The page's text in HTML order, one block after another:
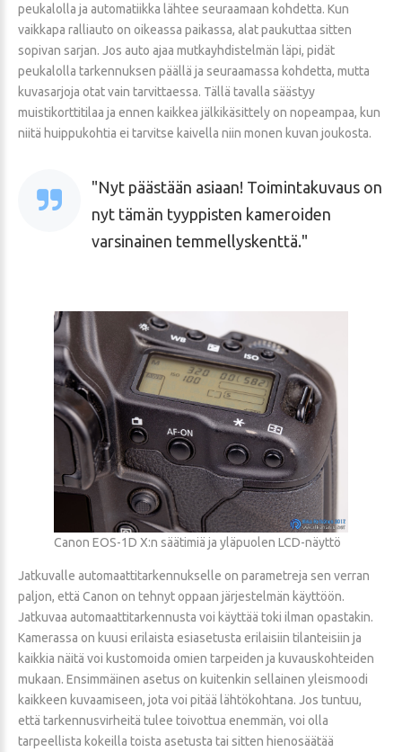
peukalolla ja automatiikka lähtee seuraamaan kohdetta. Kun
vaikkapa ralliauto on oikeassa paikassa, alat paukuttaa sitten
sopivan sarjan. Jos auto ajaa mutkayhdistelmän läpi, pidät
peukalolla tarkennuksen päällä ja seuraamassa kohdetta, mutta
kuvasarjoja otat vain tarvittaessa. Tällä tavalla säästyy
muistikorttitilaa ja ennen kaikkea jälkikäsittely on nopeampaa, kun
niitä huippukohtia ei tarvitse kaivella niin monen kuvan joukosta.
Nyt päästään asiaan! Toimintakuvaus on
nyt tämän tyyppisten kameroiden
varsinainen temmellyskenttä.
Canon EOS-1D X:n säätimiä ja yläpuolen LCD-näyttö
Jatkuvalle automaattitarkennukselle on parametreja sen verran
paljon, että Canon on tehnyt oppaan järjestelmän käyttöön.
Jatkuvaa automaattitarkennusta voi käyttää toki ilman opastakin.
Kamerassa on kuusi erilaista esiasetusta erilaisiin tilanteisiin ja
kaikkia näitä voi kustomoida omien tarpeiden ja kuvauskohteiden
mukaan. Ensimmäinen asetus on kuitenkin sellainen yleismoodi
kaikkeen kuvaamiseen, jota voi pitää lähtökohtana. Jos tuntuu,
että tarkennusvirheitä tulee toivottua enemmän, voi olla
tarpeellista kokeilla toista asetusta tai sitten hienosäätää